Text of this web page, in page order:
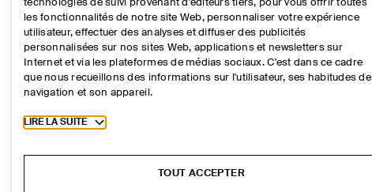
technologies de suivi provenant d'éditeurs tiers, pour vous offrir toutes
les fonctionnalités de notre site Web, personnaliser votre expérience
utilisateur, effectuer des analyses et diffuser des publicités
personnalisées sur nos sites Web, applications et newsletters sur
Internet et via les plateformes de médias sociaux. C'est dans ce cadre
que nous recueillons des informations sur l'utilisateur, ses habitudes de
navigation et son appareil.
Toggle more cookie information
LIRE LA SUITE
TOUT ACCEPTER